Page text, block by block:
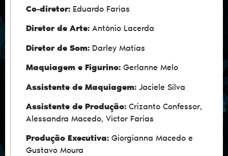
Co-diretor: Eduardo Farias
Diretor de Arte: Antônio Lacerda
Diretor de Som: Darley Matias
Maquiagem e Figurino: Gerlanne Melo
Assistente de Maquiagem: Jaciele Silva
Assistente de Produção: Crizanto Confessor,
Alessandra Macedo, Victor Farias
Produção Executiva: Giorgianna Macedo e
Gustavo Moura